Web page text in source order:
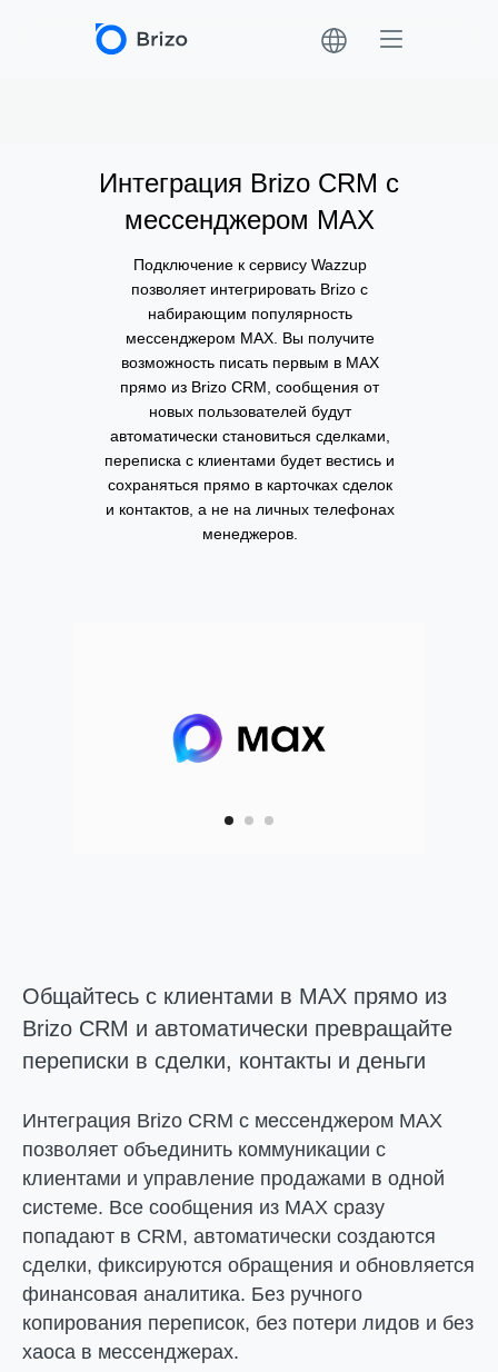
Интеграция Brizo CRM с
мессенджером MAX
Подключение к сервису Wazzup
позволяет интегрировать Brizo c
набирающим популярность
мессенджером MAX. Вы получите
возможность писать первым в MAX
прямо из Brizo CRM, сообщения от
новых пользователей будут
автоматически становиться сделками,
переписка с клиентами будет вестись и
сохраняться прямо в карточках сделок
и контактов, а не на личных телефонах
менеджеров.
Общайтесь с клиентами в MAX прямо из
Brizo CRM и автоматически превращайте
переписки в сделки, контакты и деньги
Интеграция Brizo CRM с мессенджером MAX
позволяет объединить коммуникации с
клиентами и управление продажами в одной
системе. Все сообщения из MAX сразу
попадают в CRM, автоматически создаются
сделки, фиксируются обращения и обновляется
финансовая аналитика. Без ручного
копирования переписок, без потери лидов и без
хаоса в мессенджерах.